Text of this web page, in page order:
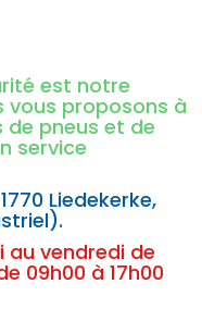
est notre
vous proposons à
de pneus et de
service
1770 Liedekerke,
au vendredi de
09h00 à 17h00